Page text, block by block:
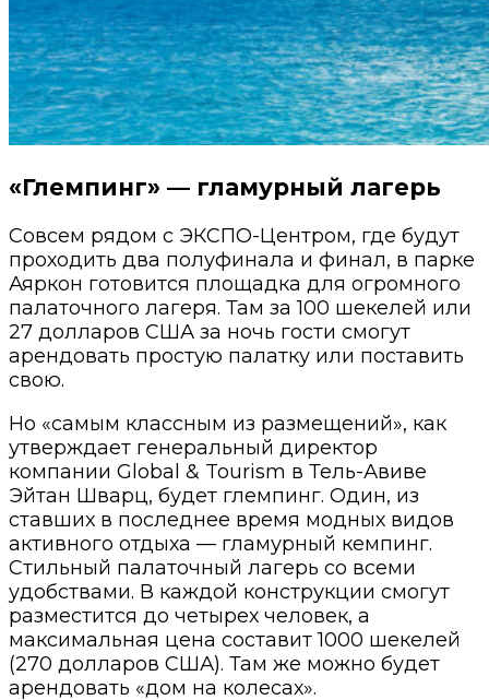
«Глемпинг» — гламурный лагерь
Совсем рядом с ЭКСПО-Центром, где будут
проходить два полуфинала и финал, в парке
Аяркон готовится площадка для огромного
палаточного лагеря. Там за 100 шекелей или
27 долларов США за ночь гости смогут
арендовать простую палатку или поставить
свою.
Но «самым классным из размещений», как
утверждает генеральный директор
компании Global & Tourism в Тель-Авиве
Эйтан Шварц, будет глемпинг. Один, из
ставших в последнее время модных видов
активного отдыха — гламурный кемпинг.
Стильный палаточный лагерь со всеми
удобствами. В каждой конструкции смогут
разместится до четырех человек, а
максимальная цена составит 1000 шекелей
(270 долларов США). Там же можно будет
арендовать «дом на колесах».